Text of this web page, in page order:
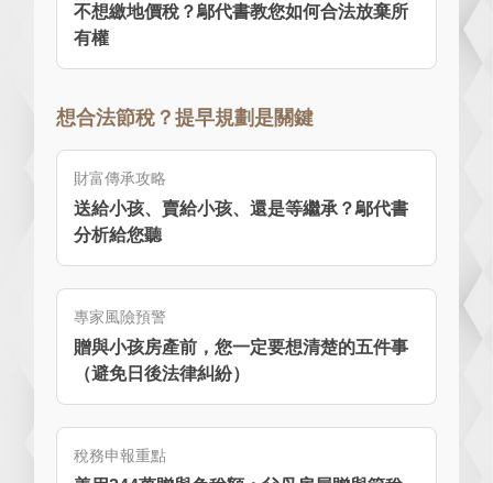
不想繳地價稅？鄔代書教您如何合法放棄所
有權
想合法節稅？提早規劃是關鍵
財富傳承攻略
送給小孩、賣給小孩、還是等繼承？鄔代書
分析給您聽
專家風險預警
贈與小孩房產前，您一定要想清楚的五件事
（避免日後法律糾紛）
稅務申報重點